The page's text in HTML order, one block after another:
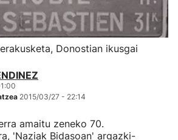
Donostian ikusgai
2015/03/27 - 22:14
amaitu zeneko 70.
'Naziak Bidasoan' argazki-